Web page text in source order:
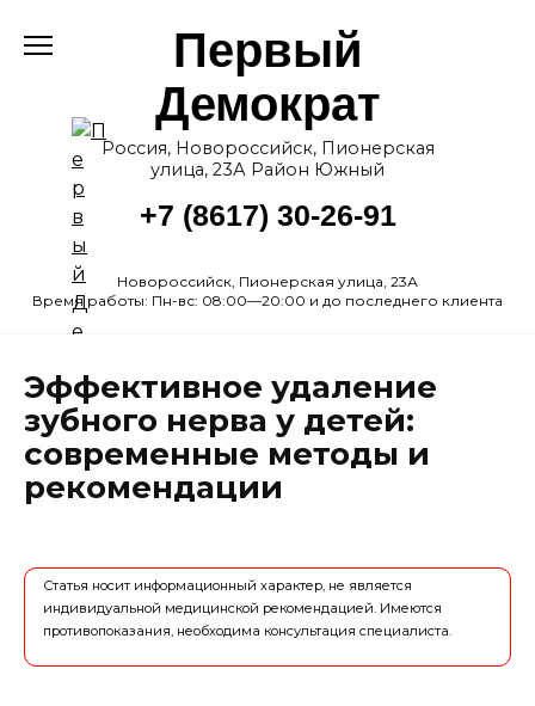
Первый
Демократ
Россия, Новороссийск, Пионерская
улица, 23А Район Южный
+7 (8617) 30-26-91
Новороссийск, Пионерская улица, 23А
Время работы: Пн-вс: 08:00—20:00 и до последнего клиента
Эффективное удаление
зубного нерва у детей:
современные методы и
рекомендации
Статья носит информационный характер, не является
индивидуальной медицинской рекомендацией. Имеются
противопоказания, необходима консультация специалиста.